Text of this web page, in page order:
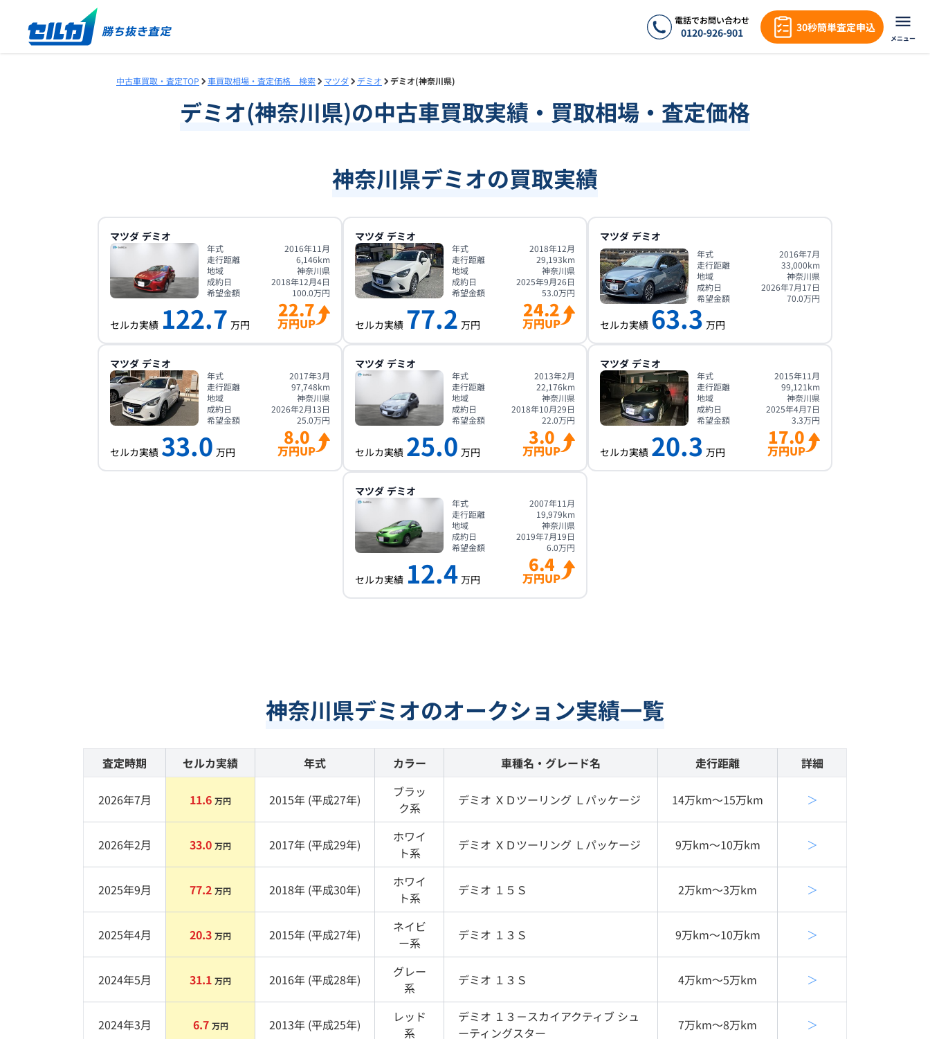
電話でお問い合わせ
0120-926-901 30秒簡単査定申込
メニュー
中古車買取・査定TOP 車買取相場・査定価格 検索 マツダ デミオ デミオ(神奈川県)
デミオ(神奈川県)の中古車買取実績・買取相場・査定価格
神奈川県デミオの買取実績
マツダ デミオ
年式
2016年11月
走行距離
6,146km
地域
神奈川県
成約日
2018年12月4日
希望金額
100.0万円
セルカ実績 122.7 万円
22.7
万円UP
マツダ デミオ
年式
2018年12月
走行距離
29,193km
地域
神奈川県
成約日
2025年9月26日
希望金額
53.0万円
セルカ実績 77.2 万円
24.2
万円UP
マツダ デミオ
年式
2016年7月
走行距離
33,000km
地域
神奈川県
成約日
2026年7月17日
希望金額
70.0万円
セルカ実績 63.3 万円
マツダ デミオ
年式
2017年3月
走行距離
97,748km
地域
神奈川県
成約日
2026年2月13日
希望金額
25.0万円
セルカ実績 33.0 万円
8.0
万円UP
マツダ デミオ
年式
2013年2月
走行距離
22,176km
地域
神奈川県
成約日
2018年10月29日
希望金額
22.0万円
セルカ実績 25.0 万円
3.0
万円UP
マツダ デミオ
年式
2015年11月
走行距離
99,121 km
地域
神奈川県
成約日
2025年4月7日
希望金額
3.3万円
セルカ実績 20.3 万円
17.0
万円UP
マツダ デミオ
年式
2007年11月
走行距離
19,979km
地域
神奈川県
成約日
2019年7月19日
希望金額
6.0万円
セルカ実績 12.4 万円
6.4
万円UP
神奈川県デミオのオークション実績一覧
査定時期 セルカ実績 年式 カラー 車種名・グレード名 走行距離 詳細
2026年7月 11.6 万円 2015年 (平成27年)
ブラッ
ク系 デミオ ＸＤツーリング Ｌパッケージ 14万km〜15万km ＞
2026年2月 33.0 万円 2017年 (平成29年)
ホワイ
ト系 デミオ ＸＤツーリング Ｌパッケージ 9万km〜10万km ＞
2025年9月 77.2 万円 2018年 (平成30年)
ホワイ
ト系 デミオ １５Ｓ 2万km〜3万km ＞
2025年4月 20.3 万円 2015年 (平成27年)
ネイビ
ー系 デミオ １３Ｓ 9万km〜10万km ＞
2024年5月 31.1 万円 2016年 (平成28年)
グレー
系
デミオ １３Ｓ 4万km〜5万km ＞
2024年3月 6.7 万円 2013年 (平成25年)
レッド
系
デミオ １３－スカイアクティブ シュ
ーティングスター
7万km〜8万km ＞